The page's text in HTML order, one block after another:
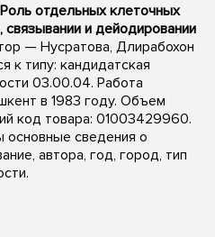
Роль отдельных клеточных
и дейодировании
— Нусратова, Длирабохон
к типу: кандидатская
03.00.04. Работа
в 1983 году. Объем
код товара: 01003429960.
основные сведения о
автора, год, город, тип